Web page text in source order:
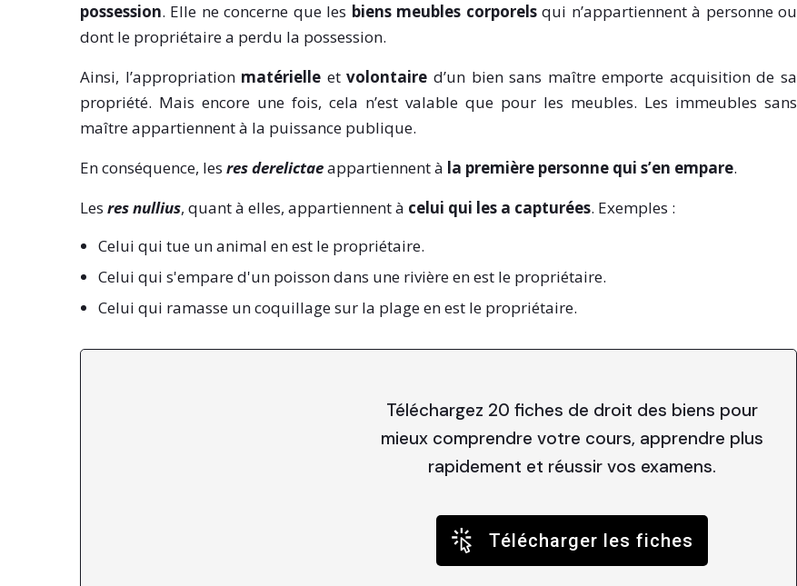
possession. Elle ne concerne que les biens meubles corporelsqui n’appartiennent à personne ou
dont le propriétaire a perdu la possession.
Ainsi, l’appropriation matérielle etvolontaire d’un bien sans maître emporte acquisition de sa
propriété. Mais encore une fois, cela n’est valable que pour les meubles. Les immeubles sans
maître appartiennent à la puissance publique.
En conséquence, les res derelictaeappartiennent à la première personne qui s’en empare.
Les res nullius, quant à elles, appartiennent à celui qui les a capturées. Exemples :
Celui qui tue un animal en est le propriétaire.
Celui qui s'empare d'un poisson dans une rivière en est le propriétaire.
Celui qui ramasse un coquillage sur la plage en est le propriétaire.
Téléchargez 20 fiches de droit des biens pour
mieux comprendre votre cours, apprendre plus
rapidement et réussir vos examens.
Télécharger les fiches